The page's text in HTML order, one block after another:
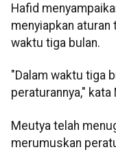
Hafid
menyiapkan aturan
waktu tiga bulan.
"Dalam waktu tiga
peraturannya,"
Meutya telah
merumuskan